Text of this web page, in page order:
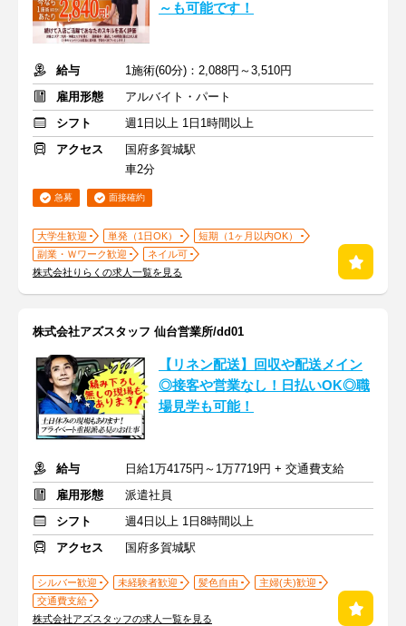
～も可能です！
給与
1施術(60分)：2,088円～3,510円
雇用形態
アルバイト・パート
シフト
週1日以上 1日1時間以上
アクセス
国府多賀城駅
車2分
急募 面接確約
大学生歓迎 単発（1日OK）
短期（1ヶ月以内OK）
副業・Ｗワーク歓迎
ネイル可
株式会社りらくの求人一覧を見る
株式会社アズスタッフ 仙台営業所/dd01
【リネン配送】回収や配送メイン
◎接客や営業なし！日払いOK◎職
場見学も可能！
給与
日給1万4175円～1万7719円 + 交通費支給
雇用形態
派遣社員
シフト
週4日以上 1日8時間以上
アクセス
国府多賀城駅
シルバー歓迎 未経験者歓迎 髪色自由
主婦(夫)歓迎
交通費支給
株式会社アズスタッフの求人一覧を見る